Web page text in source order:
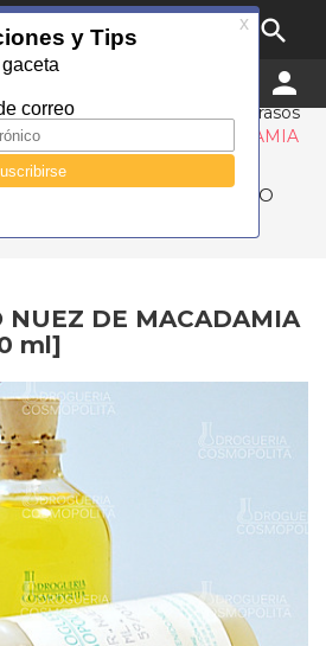


Aceites grasos
GRASO NUEZ DE MACADAMIA
DE MACADAMIA REFINADO
NUEZ DE MACADAMIA
ml]